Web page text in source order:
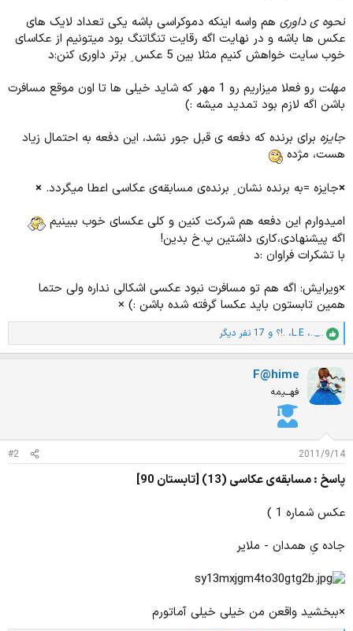
نحوه ی داوری هم واسه اینکه دموکراسی باشه یکی تعداد لایک های
عکس ها باشه و در نهایت اگه رقایت تنگاتنگ بود میتونیم از عکاسای
خوب سایت خواهش کنیم مثلا بین 5 عکس ِ برتر داوری کنن:د
مهلت
رو فعلا میزاریم رو 1 مهر که شاید خیلی ها تا اون موقع مسافرت
باشن اگه لازم بود تمدید میشه :)
جایزه برای برنده که دفعه ی قبل جور نشد، این دفعه به احتمال زیاد
هست، مژده
×جایزه =به برنده نشان ِ برنده‌ی مسابقه‌ی عکاسی اعطا میگردد. ×
امیدوارم این دفعه هم شرکت کنین و کلی عکسای خوب ببینیم
اگه پیشنهادی،کاری داشتین پ.خ بدین!
با تشکرات فراوان :د
×ویرایش: اگه هم تو مسافرت نبود عکسی اشکالی نداره ولی حتما
همین تابستون باید عکسا گرفته شده باشن :) ×
ا
م
ی
ا
ز
:
.._..، L.E، .!؟ و 17 نفر دیگر
F@hime
فهـــیمه
2011/9/14
#2
پاسخ : مسابقه‌ی عکاسی (13) [تابستان 90]
عکس شماره 1 )
جاده یِ همدان - ملایر
×ببخشید واقعن من خیلی خیلی آماتورم